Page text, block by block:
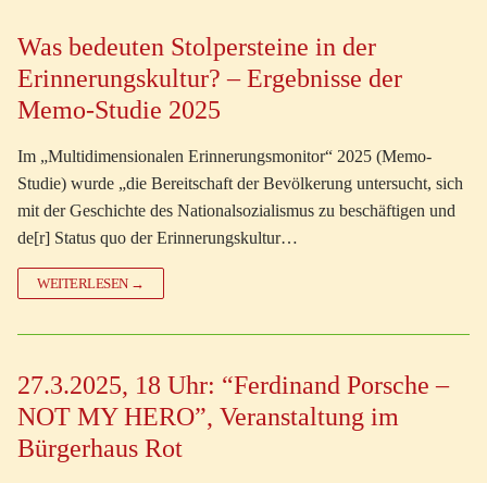
Was bedeuten Stolpersteine in der
Erinnerungskultur? – Ergebnisse der
Memo-Studie 2025
Im „Multidimensionalen Erinnerungsmonitor“ 2025 (Memo-
Studie) wurde „die Bereitschaft der Bevölkerung untersucht, sich
mit der Geschichte des Nationalsozialismus zu beschäftigen und
de[r] Status quo der Erinnerungskultur…
WEITERLESEN →
27.3.2025, 18 Uhr: “Ferdinand Porsche –
NOT MY HERO”, Veranstaltung im
Bürgerhaus Rot